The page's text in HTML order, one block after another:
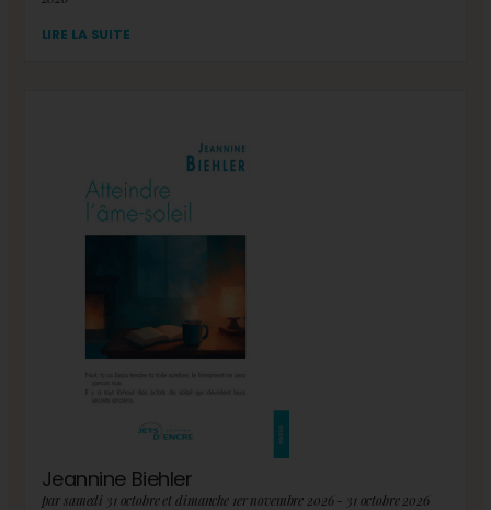
LIRE LA SUITE
Jeannine Biehler
par samedi 31 octobre et dimanche 1er novembre 2026 - 31 octobre 2026